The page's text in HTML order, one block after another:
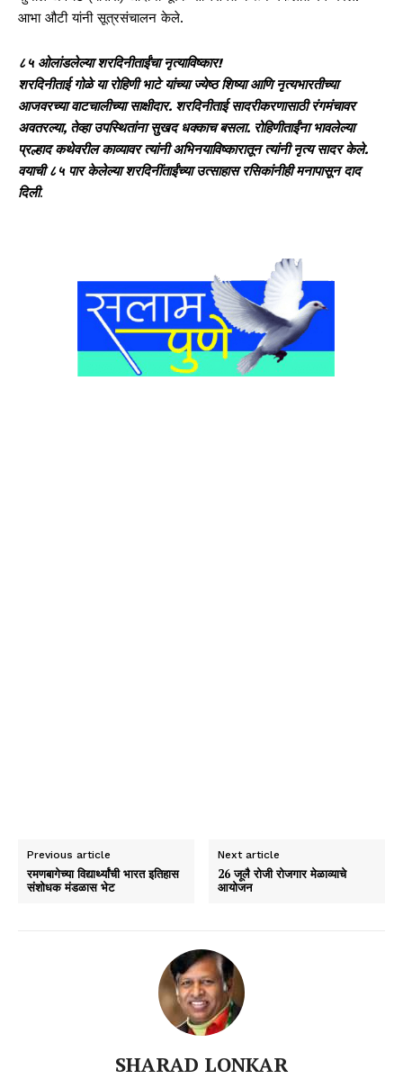
आभा औटी यांनी सूत्रसंचालन केले.
८५ ओलांडलेल्या शरदिनीताईंचा नृत्याविष्कार!
शरदिनीताई गोळे या रोहिणी भाटे यांच्या ज्येष्ठ शिष्या आणि नृत्यभारतीच्या
आजवरच्या वाटचालीच्या साक्षीदार. शरदिनीताई सादरीकरणासाठी रंगमंचावर
अवतरल्या, तेव्हा उपस्थितांना सुखद धक्काच बसला. रोहिणीताईंना भावलेल्या
प्रल्हाद कथेवरील काव्यावर त्यांनी अभिनयाविष्कारातून त्यांनी नृत्य सादर केले.
वयाची ८५ पार केलेल्या शरदिनींताईंच्या उत्साहास रसिकांनीही मनापासून दाद
दिली.
Previous article
रमणबागेच्या विद्यार्थ्यांची भारत इतिहास
संशोधक मंडळास भेट
Next article
26 जूलै रोजी रोजगार मेळाव्याचे
आयोजन
SHARAD LONKAR